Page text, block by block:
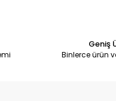
Geniş
Binlerce ürün